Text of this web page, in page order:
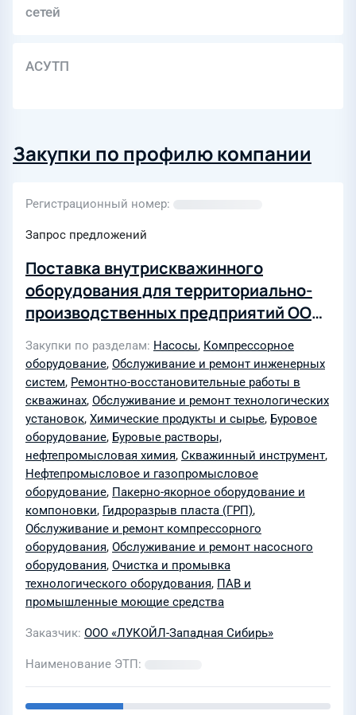
сетей
АСУТП
Закупки по профилю компании
Регистрационный номер
Запрос предложений
Поставка внутрискважинного
оборудования для территориально-
производственных предприятий ООО
году
Закупки по разделам Насосы, Компрессорное
оборудование, Обслуживание и ремонт инженерных
систем, Ремонтно-восстановительные работы в
скважинах, Обслуживание и ремонт технологических
установок, Химические продукты и сырье, Буровое
оборудование, Буровые растворы,
нефтепромысловая химия, Скважинный инструмент,
Нефтепромысловое и газопромысловое
оборудование, Пакерно-якорное оборудование и
компоновки, Гидроразрыв пласта (ГРП),
Обслуживание и ремонт компрессорного
оборудования, Обслуживание и ремонт насосного
оборудования, Очистка и промывка
технологического оборудования, ПАВ и
промышленные моющие средства
Заказчик ООО «ЛУКОЙЛ-Западная Сибирь»
Наименование ЭТП